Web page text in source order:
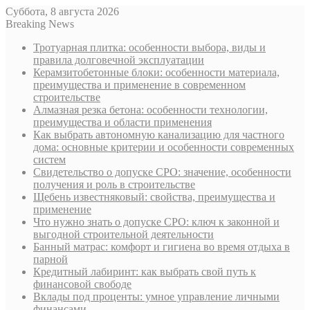
Суббота, 8 августа 2026
Breaking News
Тротуарная плитка: особенности выбора, виды и
правила долговечной эксплуатации
Керамзитобетонные блоки: особенности материала,
преимущества и применение в современном
строительстве
Алмазная резка бетона: особенности технологии,
преимущества и области применения
Как выбрать автономную канализацию для частного
дома: основные критерии и особенности современных
систем
Свидетельство о допуске СРО: значение, особенности
получения и роль в строительстве
Щебень известняковый: свойства, преимущества и
применение
Что нужно знать о допуске СРО: ключ к законной и
выгодной строительной деятельности
Банный матрас: комфорт и гигиена во время отдыха в
парной
Кредитный лабиринт: как выбрать свой путь к
финансовой свободе
Вклады под проценты: умное управление личными